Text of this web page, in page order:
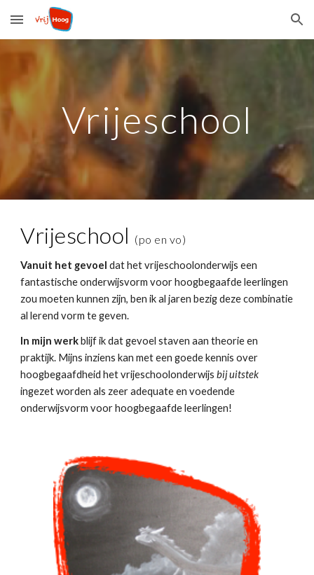
Skip to main content Skip to navigation
Vrijeschool
Vrijeschool (po en vo)
Vanuit het gevoeldat het vrijeschoolonderwijs een
fantastische onderwijsvorm voor hoogbegaafde leerlingen
zou moeten kunnen zijn, ben ik al jaren bezig deze combinatie
al lerend vorm te geven.
In mijn werkblijfik dat gevoel staven aan theorie en
praktijk. Mijns inziens kan met een goede kennis over
hoogbegaafdheid het vrijeschoolonderwijs bij uitstek
ingezet worden als zeer adequate en voedende
onderwijsvorm voor hoogbegaafde leerlingen!